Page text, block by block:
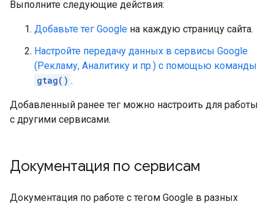
Выполните следующие действия:
Добавьте тег Google на каждую страницу сайта.
Настройте передачу данных в сервисы Google
(Рекламу, Аналитику и пр.) с помощью команды
gtag() .
Добавленный ранее тег можно настроить для работы
с другими сервисами.
Документация по сервисам
Документация по работе с тегом Google в разных